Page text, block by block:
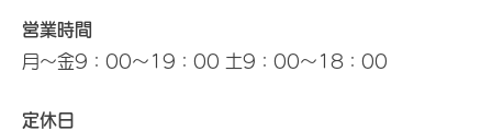
営業時間
月～金9：00～19：00 土9：00～18：00
定休日